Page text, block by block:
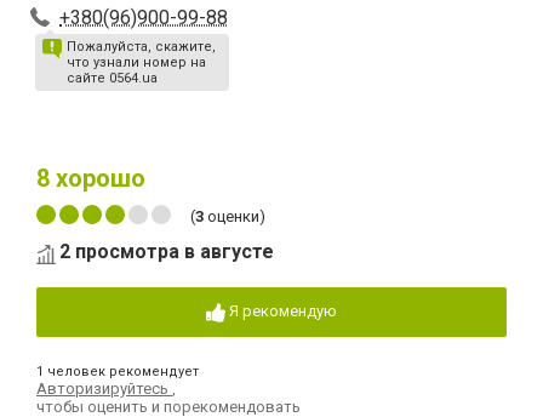
+380(96)900-99-88
Пожалуйста, скажите,
что узнали номер на
сайте 0564.ua
8 хорошо
(3 оценки)
2 просмотра в августе
Я рекомендую
1 человек рекомендует
Авторизируйтесь
чтобы оценить и порекомендовать